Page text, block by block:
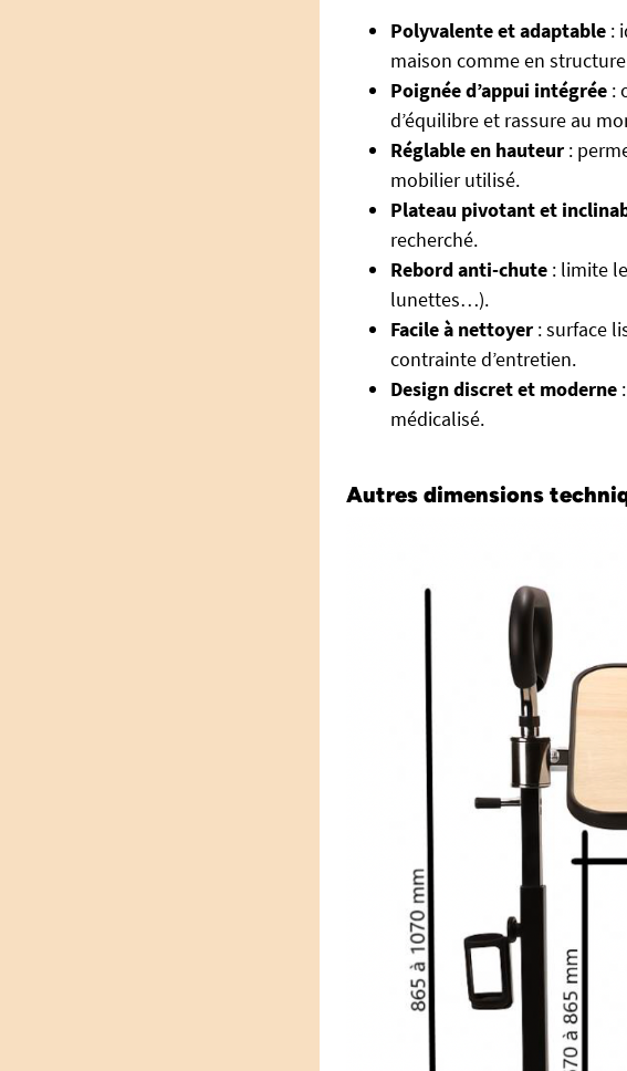
Polyvalente et adaptable :
maison comme en
Poignée d’appui intégrée :
d’équilibre et rassure au
Réglable en hauteur :
mobilier utilisé.
Plateau pivotant et
recherché.
Rebord anti-chute : limite
lunettes…).
Facile à nettoyer : surface
contrainte d’entretien.
Design discret et moderne
médicalisé.
Autres dimensions